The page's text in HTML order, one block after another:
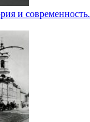
и современность.